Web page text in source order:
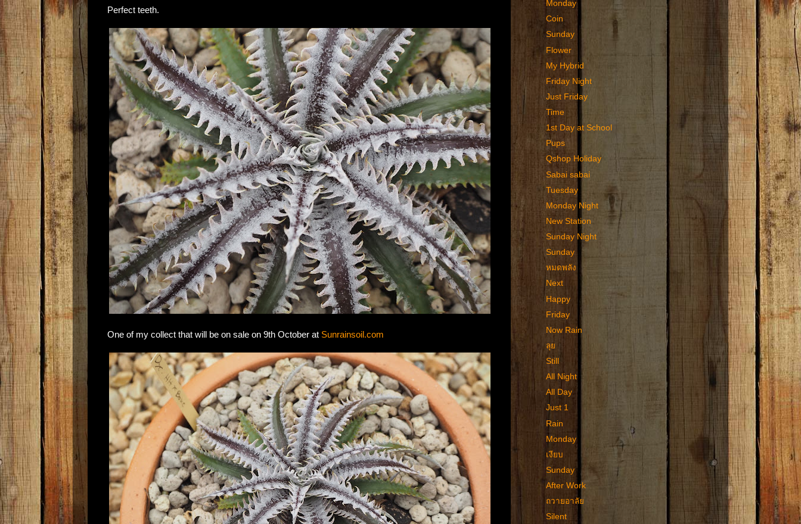
Perfect teeth.
One of my collect that will be on sale on 9th October at Sunrainsoil.com
Monday
Coin
Sunday
Flower
My Hybrid
Friday Night
Just Friday
Time
1st Day at School
Pups
Qshop Holiday
Sabai sabai
Tuesday
Monday Night
New Station
Sunday Night
Sunday
หมดพลัง
Next
Happy
Friday
Now Rain
ลุย
Still
All Night
All Day
Just 1
Rain
Monday
เงียบ
Sunday
After Work
ถวายอาลัย
Silent